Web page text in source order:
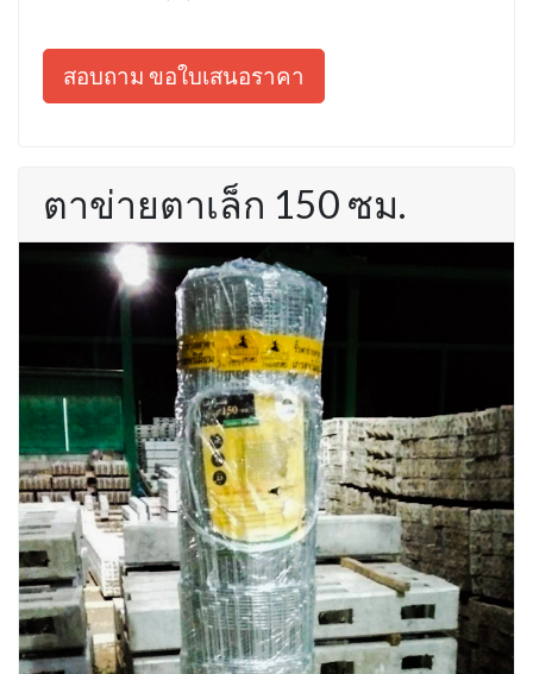
สอบถาม ขอใบเสนอราคา
ตาข่ายตาเล็ก 150 ซม.